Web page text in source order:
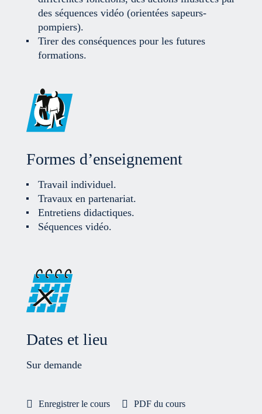
des séquences vidéo (orientées sapeurs-
pompiers).
Tirer des conséquences pour les futures
formations.
Formes d’enseignement
Travail individuel.
Travaux en partenariat.
Entretiens didactiques.
Séquences vidéo.
Dates et lieu
Sur demande
Enregistrer le cours PDF du cours